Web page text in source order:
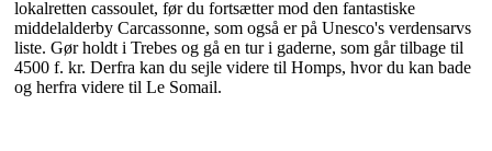
lokalretten cassoulet, før du fortsætter mod den fantastiske
middelalderby Carcassonne, som også er på Unesco's verdensarvs
liste. Gør holdt i Trebes og gå en tur i gaderne, som går tilbage til
4500 f. kr. Derfra kan du sejle videre til Homps, hvor du kan bade
og herfra videre til Le Somail.